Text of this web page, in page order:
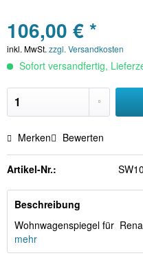
106,00 € *
inkl. MwSt. zzgl. Versandkosten
Sofort versandfertig,
Merken Bewerten
Artikel-Nr.:
Beschreibung
Wohnwagenspiegel für
mehr